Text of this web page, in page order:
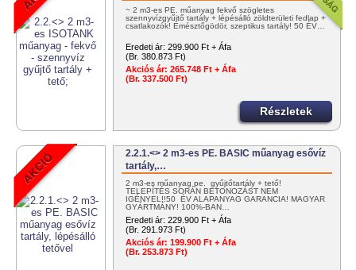
~ 2 m3-es PE. műanyag fekvő szögletes
szennyvízgyűjtő tartály + lépésálló zöldterületi fedlap +
csatlakozók! Emésztőgödör, szeptikus tartály! 50 ÉV…
Eredeti ár: 299.900 Ft + Áfa
(Br. 380.873 Ft)
Akciós ár: 265.748 Ft + Áfa
(Br. 337.500 Ft)
Részletek
2.2.1.<> 2 m3-es PE. BASIC műanyag esővíz
tartály,…
2 m3-es műanyag pe. gyűjtőtartály + tető!
TELEPÍTÉS SORÁN BETONOZÁST NEM
IGÉNYEL!!50 ÉV ALAPANYAG GARANCIA! MAGYAR
GYÁRTMÁNY! 100%-BAN…
Eredeti ár: 229.900 Ft + Áfa
(Br. 291.973 Ft)
Akciós ár: 199.900 Ft + Áfa
(Br. 253.873 Ft)